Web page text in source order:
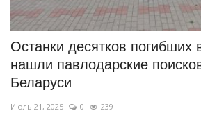
Останки десятков
нашли павлодарские
Беларуси
Июль 21, 2025 0 239